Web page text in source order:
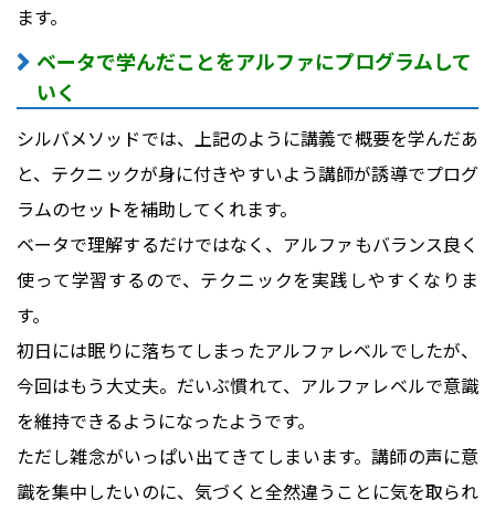
ます。
ベータで学んだことをアルファにプログラムして
いく
シルバメソッドでは、上記のように講義で概要を学んだあ
と、テクニックが身に付きやすいよう講師が誘導でプログ
ラムのセットを補助してくれます。
ベータで理解するだけではなく、アルファもバランス良く
使って学習するので、テクニックを実践しやすくなりま
す。
初日には眠りに落ちてしまったアルファレベルでしたが、
今回はもう大丈夫。だいぶ慣れて、アルファレベルで意識
を維持できるようになったようです。
ただし雑念がいっぱい出てきてしまいます。講師の声に意
識を集中したいのに、気づくと全然違うことに気を取られ